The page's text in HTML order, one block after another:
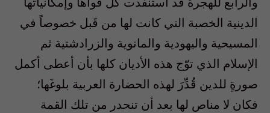
الدينية الخصبة التي كانت لها من قَبل خصوصاً في
المسيحية واليهودية والمانوية والزرادشتية ثم
الإسلام الذي توّج هذه الأديان كلها بأن أعطى أكمل
صورةٍ للدين قُدِّرَ لهذه الحضارة العربية بلوغَها؛
فكان لا مناص لها بعد أن تنحدر من تلك القمة